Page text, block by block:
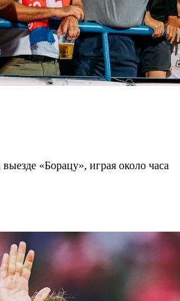
«Борацу», играя около часа